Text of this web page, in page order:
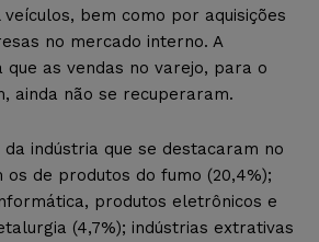
bem como por aquisições
no mercado interno. A
que as vendas no varejo, para o
ainda não se recuperaram.
indústria que se destacaram no
de produtos do fumo (20,4%);
produtos eletrônicos e
(4,7%); indústrias extrativas